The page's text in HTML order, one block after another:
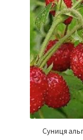
Суниця